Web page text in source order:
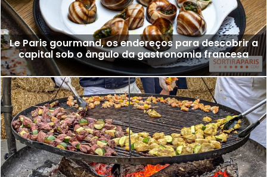
Le Paris gourmand, os endereços para descobrir a
capital sob o ângulo da gastronomia francesa